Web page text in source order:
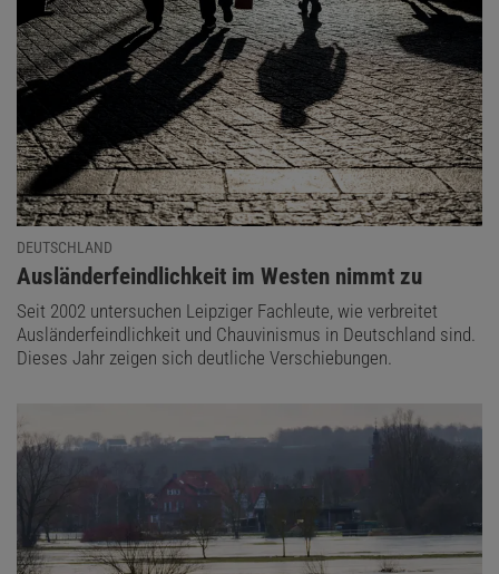
DEUTSCHLAND
:
Ausländerfeindlichkeit im Westen nimmt zu
Seit 2002 untersuchen Leipziger Fachleute, wie verbreitet
Ausländerfeindlichkeit und Chauvinismus in Deutschland sind.
Dieses Jahr zeigen sich deutliche Verschiebungen.